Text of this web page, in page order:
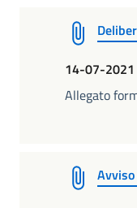
14-07-2021
Allegato